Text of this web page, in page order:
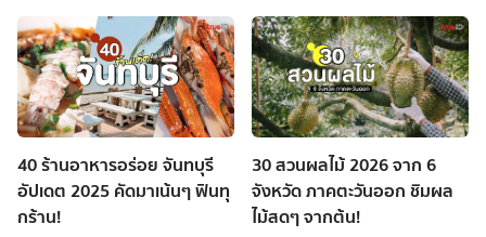
40 ร้านอาหารอร่อย จันทบุรี
อัปเดต 2025 คัดมาเน้นๆ ฟินทุ
กร้าน!
30 สวนผลไม้ 2026 จาก 6
จังหวัด ภาคตะวันออก ชิมผล
ไม้สดๆ จากต้น!